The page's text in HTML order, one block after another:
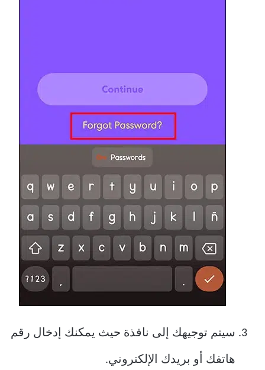
سيتم توجيهك إلى نافذة حيث يمكنك إدخال رقم
هاتفك أو بريدك الإلكتروني.